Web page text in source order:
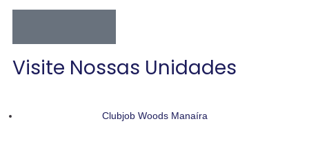
Visite Nossas Unidades
Clubjob Woods Manaíra